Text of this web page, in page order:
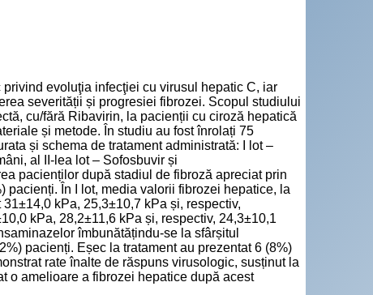
evoluţia infecţiei cu virusul hepatic C, iar
severității și progresiei fibrozei. Scopul studiului
cu/fără Ribavirin, la pacienții cu ciroză hepatică
și metode. În studiu au fost înrolați 75
și schema de tratament administrată: I lot –
al II-lea lot – Sofosbuvir și
pacienților după stadiul de fibroză apreciat prin
pacienți. În I lot, media valorii fibrozei hepatice, la
kPa, 25,3±10,7 kPa și, respectiv,
kPa, 28,2±11,6 kPa și, respectiv, 24,3±10,1
îmbunătățindu-se la sfârșitul
pacienți. Eșec la tratament au prezentat 6 (8%)
rate înalte de răspuns virusologic, susținut la
o amelioare a fibrozei hepatice după acest